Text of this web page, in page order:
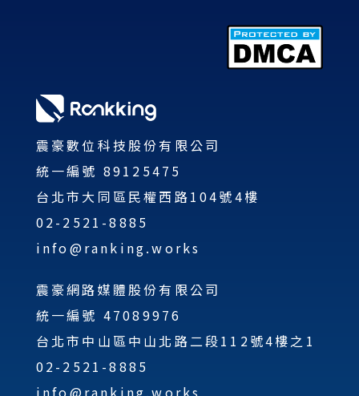
震豪數位科技股份有限公司
統一編號 89125475
台北市大同區民權西路104號4樓
02-2521-8885
info@ranking.works
震豪網路媒體股份有限公司
統一編號 47089976
台北市中山區中山北路二段112號4樓之1
02-2521-8885
info@ranking.works